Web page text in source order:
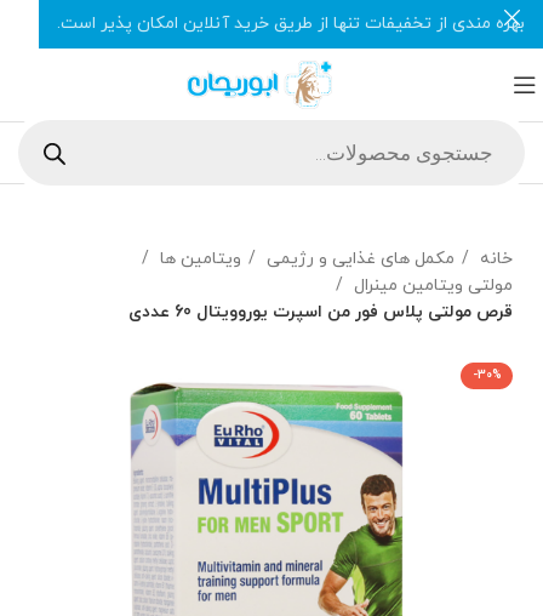
خانه مکمل های غذایی و رژیمی
ویتامین ها
مولتی ویتامین مینرال
قرص مولتی پلاس فور من اسپرت یوروویتال 60 عددی
-30%
بهره مندی از تخفیفات تنها از طریق خرید آنلاین امکان پذیر است.